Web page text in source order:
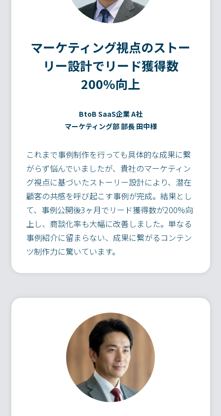
マーケティング視点のストー
リー設計でリード獲得数
200%向上
BtoB SaaS企業 A社
マーケティング部 部長 田中様
これまで事例制作を行っても具体的な成果に繋
がらず悩んでいましたが、貴社のマーケティン
グ視点に基づいたストーリー設計により、潜在
顧客の共感を呼び起こす事例が完成。結果とし
て、事例公開後3ヶ月でリード獲得数が200%向
上し、商談化率も大幅に改善しました。単なる
事例紹介に留まらない、成果に繋がるコンテン
ツ制作力に驚いています。